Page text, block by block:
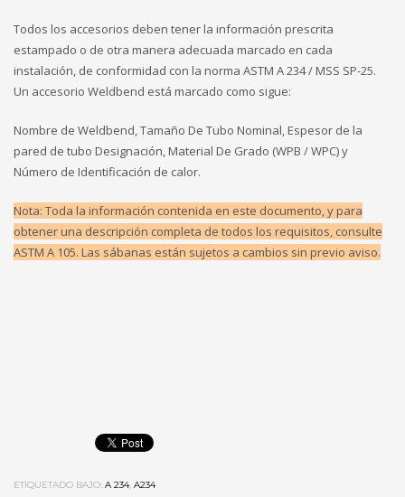
Todos los accesorios deben tener la información prescrita
estampado o de otra manera adecuada marcado en cada
instalación, de conformidad con la norma ASTM A 234 / MSS SP-25.
Un accesorio Weldbend está marcado como sigue:
Nombre de Weldbend, Tamaño De Tubo Nominal, Espesor de la
pared de tubo Designación, Material De Grado (WPB / WPC) y
Número de Identificación de calor.
Nota: Toda la información contenida en este documento, y para
obtener una descripción completa de todos los requisitos, consulte
ASTM A 105. Las sábanas están sujetos a cambios sin previo aviso.
ETIQUETADO BAJO: A 234, A234